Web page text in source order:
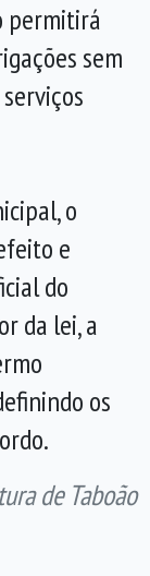
permitirá
sem
o
e
do
da lei, a
os
de Taboão